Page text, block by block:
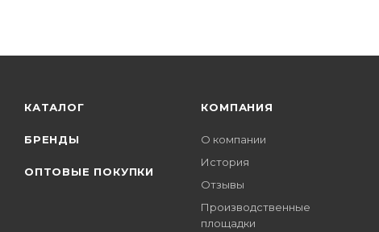
КАТАЛОГ
БРЕНДЫ
ОПТОВЫЕ ПОКУПКИ
КОМПАНИЯ
О компании
История
Отзывы
Производственные
площадки